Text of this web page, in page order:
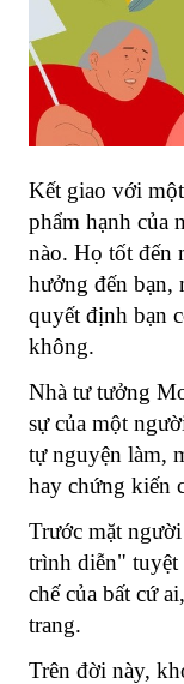
Kết giao với
phẩm hạnh của
nào. Họ tốt đến
hưởng đến bạn,
quyết định bạn
không.
Nhà tư tưởng
sự của một
tự nguyện làm,
hay chứng kiến
Trước mặt
trình diễn"
chế của bất cứ
trang.
Trên đời này,